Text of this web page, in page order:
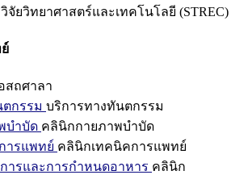
จัยวิทยาศาสตร์และเทคโนโลยี (STREC)
สถศาลา
กรรม บริการทางทันตกรรม
บำบัด คลินิกกายภาพบำบัด
ารแพทย์ คลินิกเทคนิคการแพทย์
ารและการกำหนดอาหาร คลินิก